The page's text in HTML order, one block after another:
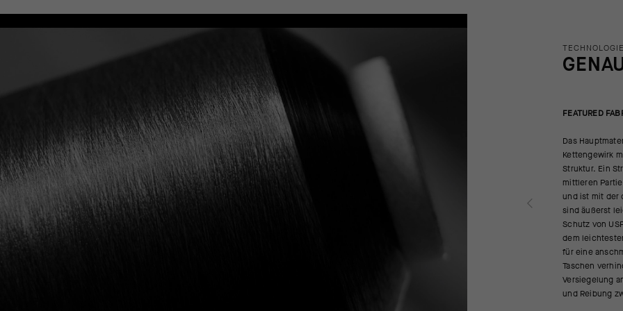
FEATURED
Das
Kettengewirk
Struktur. Ein
mittleren
und ist mit der
sind äußerst
Schutz von
dem
für eine
Taschen
Versiegelung
und Reibung